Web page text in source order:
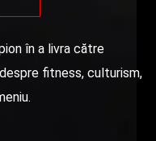
în a livra către
fitness, culturism,